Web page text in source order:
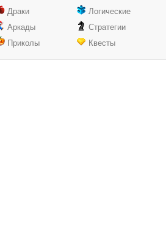
Драки
Аркады
Приколы
Логические
Стратегии
Квесты